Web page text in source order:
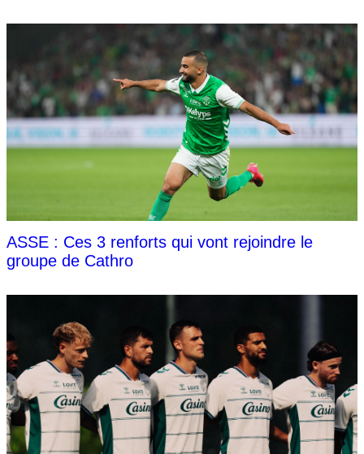
ASSE : Ces 3 renforts qui vont rejoindre le
groupe de Cathro